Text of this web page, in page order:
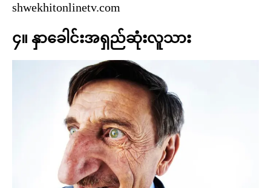
shwekhitonlinetv.com
၄။ နှာခေါင်းအရှည်ဆုံးလူသား